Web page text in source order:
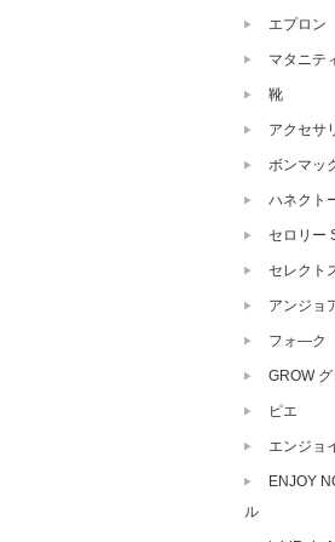
エプロン
マタニテ
靴
アクセサ
ボンマッ
ハネクト
セロリー
セレクト
アンジョ
フォ―ク
GROW グ
ピエ
エンジョ
ENJOY
ル